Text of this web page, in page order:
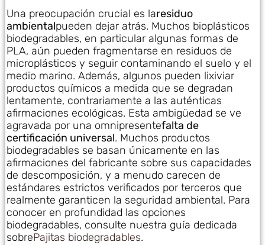
Una preocupación crucial es laresiduo
ambientalpueden dejar atrás. Muchos bioplásticos
biodegradables, en particular algunas formas de
PLA, aún pueden fragmentarse en residuos de
microplásticos y seguir contaminando el suelo y el
medio marino. Además, algunos pueden lixiviar
productos químicos a medida que se degradan
lentamente, contrariamente a las auténticas
afirmaciones ecológicas. Esta ambigüedad se ve
agravada por una omnipresentefalta de
certificación universal. Muchos productos
biodegradables se basan únicamente en las
afirmaciones del fabricante sobre sus capacidades
de descomposición, y a menudo carecen de
estándares estrictos verificados por terceros que
realmente garanticen la seguridad ambiental. Para
conocer en profundidad las opciones
biodegradables, consulte nuestra guía dedicada
sobrePajitas biodegradables.